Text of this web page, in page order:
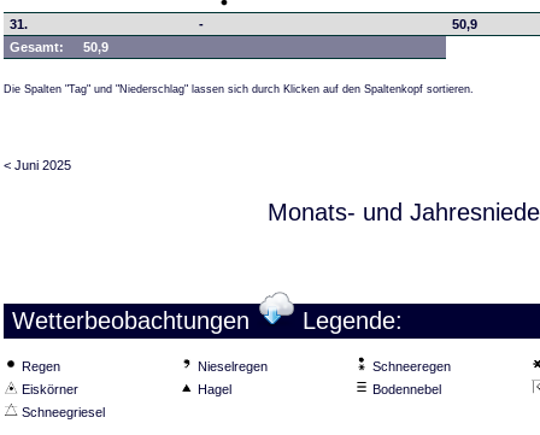
31. -
50,9
Gesamt:
50,9
Die Spalten "Tag" und "Niederschlag" lassen sich durch Klicken auf den Spaltenkopf sortieren.
< Juni 2025
Monats- und
Wetterbeobachtungen Legende:
Regen Nieselregen
Schneeregen
Eiskörner
Hagel
Bodennebel
Schneegriesel